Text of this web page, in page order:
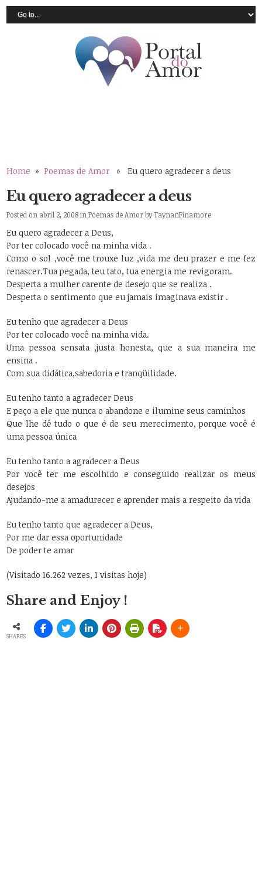
Home » Poemas de Amor » Eu quero agradecer a deus
Eu quero agradecer a deus
Posted on abril 2, 2008 inPoemas de AmorbyTaynanFinamore
Eu quero agradecer a Deus,
Por ter colocado você na minha vida .
Como o sol ,você me trouxe luz ,vida me deu prazer e me fez
renascer.Tua pegada, teu tato, tua energia me revigoram.
Desperta a mulher carente de desejo que se realiza .
Desperta o sentimento que eu jamais imaginava existir .
Eu tenho que agradecer a Deus
Por ter colocado você na minha vida.
Uma pessoa sensata ,justa honesta, que a sua maneira me
ensina .
Com sua didática,sabedoria e tranqüilidade.
Eu tenho tanto a agradecer Deus
E peço a ele que nunca o abandone e ilumine seus caminhos
Que lhe dê tudo o que é de seu merecimento, porque você é
uma pessoa única
Eu tenho tanto a agradecer a Deus
Por você ter me escolhido e conseguido realizar os meus
desejos
Ajudando-me a amadurecer e aprender mais a respeito da vida
Eu tenho tanto que agradecer a Deus,
Por me dar essa oportunidade
De poder te amar
(Visitado 16.262 vezes, 1 visitas hoje)
Share and Enjoy !
SHARES